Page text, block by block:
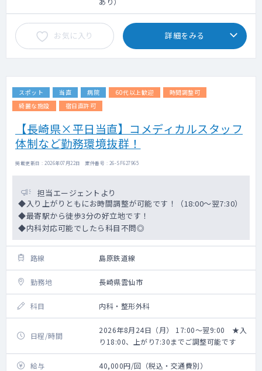
お気に入り 詳細をみる
スポット 当直 病院 60代以上歓迎
時間調整可
綺麗な施設
宿日直許可
【長崎県×平日当直】コメディカルスタッフ
体制など勤務環境抜群！
掲載更新日 : 2026年07月22日 案件番号 : 26-SF627965
担当エージェントより
◆入り上がりともにお時間調整が可能です！（18:00～翌7:30）
◆最寄駅から徒歩3分の好立地です！
◆内科対応可能でしたら科目不問◎
路線 島原鉄道線
勤務地 長崎県雲仙市
科目 内科・整形外科
日程/時間
2026年8月24日（月） 17:00～翌9:00 ★入
り18:00、上がり7:30までご調整可能です
給与 40,000円/回（税込・交通費別）